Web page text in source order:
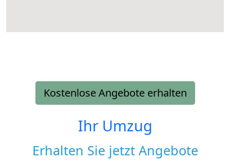
Kostenlose Angebote erhalten
Ihr Umzug
Erhalten Sie jetzt Angebote